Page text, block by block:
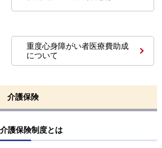
重度心身障がい者医療費助成
について
介護保険
介護保険制度とは